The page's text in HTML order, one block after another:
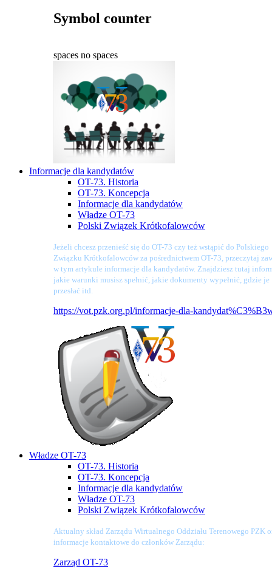
Symbol counter
spaces no spaces
Informacje dla kandydatów
OT-73. Historia
OT-73. Koncepcja
Informacje dla kandydatów
Władze OT-73
Polski Związek Krótkofalowców
Jeżeli chcesz przenieść się do OT-73 czy też wstąpić do Polskiego
Związku Krótkofalowców za pośrednictwem OT-73, przeczytaj
w tym artykule informacje dla kandydatów. Znajdziesz tutaj
jakie warunki musisz spełnić, jakie dokumenty wypełnić, gdzie je
przesłać itd.
https://vot.pzk.org.pl/informacje-dla-
Władze OT-73
OT-73. Historia
OT-73. Koncepcja
Informacje dla kandydatów
Władze OT-73
Polski Związek Krótkofalowców
Aktualny skład Zarządu Wirtualnego Oddziału Terenowego PZK
informacje kontaktowe do członków Zarządu:
Zarząd OT-73